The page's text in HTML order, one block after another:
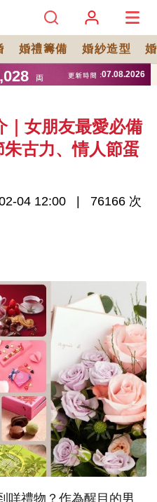
婚禮籌備 婚紗造型
｜女朋友最愛必備
古力、情人節蛋
04 12:00
76166 次
咩禮物？作為醒目的男